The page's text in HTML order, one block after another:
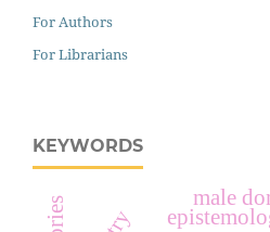
For Authors
For Librarians
KEYWORDS
male